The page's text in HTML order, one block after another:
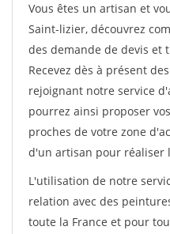
Vous êtes un artisan et
Saint-lizier, découvrez
des demande de devis et
Recevez dès à présent
rejoignant notre service
pourrez ainsi proposer
proches de votre zone
d'un artisan pour réaliser
L'utilisation de notre
relation avec des
toute la France et pour